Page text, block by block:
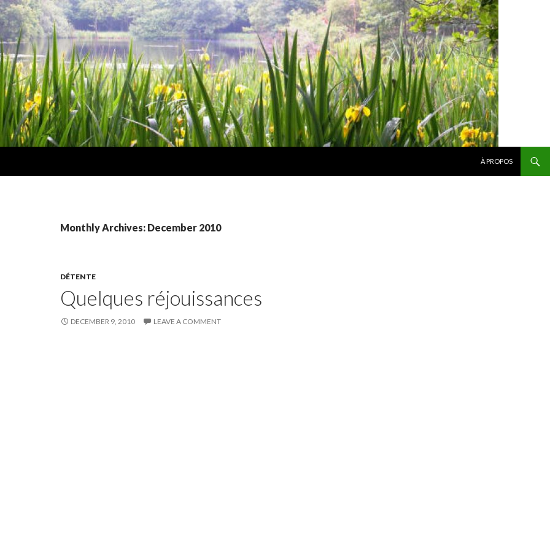
À PROPOS
Monthly Archives: December 2010
DÉTENTE
Quelques réjouissances
DECEMBER 9, 2010 LEAVE A COMMENT